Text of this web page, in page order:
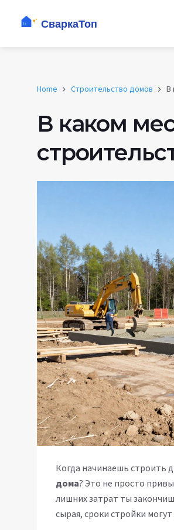
Home Строительство домов В
В каком
Когда начинаешь строить
дома? Это не просто
лишних затрат ты
сырая, сроки стройки